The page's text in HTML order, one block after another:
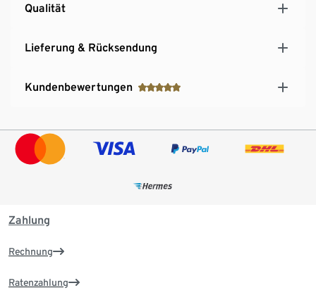
Qualität
Lieferung & Rücksendung
Kundenbewertungen
Zahlung
Rechnung
Ratenzahlung